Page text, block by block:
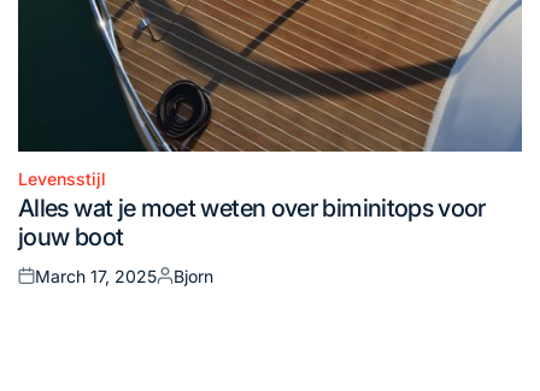
Posted
in
Levensstijl
Alles wat je moet weten over biminitops voor
jouw boot
Posted
March 17, 2025
Posted
Bjorn